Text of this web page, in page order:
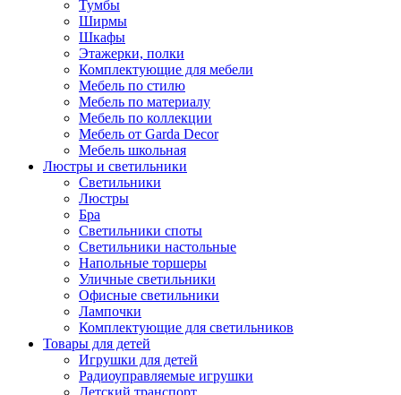
Тумбы
Ширмы
Шкафы
Этажерки, полки
Комплектующие для мебели
Мебель по стилю
Мебель по материалу
Мебель по коллекции
Мебель от Garda Decor
Мебель школьная
Люстры и светильники
Светильники
Люстры
Бра
Светильники споты
Светильники настольные
Напольные торшеры
Уличные светильники
Офисные светильники
Лампочки
Комплектующие для светильников
Товары для детей
Игрушки для детей
Радиоуправляемые игрушки
Детский транспорт